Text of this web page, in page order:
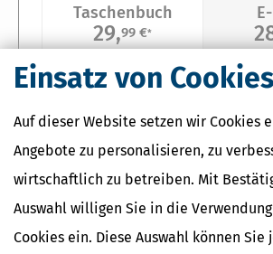
Einsatz von Cookies
Auf dieser Website setzen wir Cookies
Angebote zu personalisieren, zu
wirtschaftlich zu betreiben. Mit
Auswahl willigen Sie in die
Cookies ein. Diese Auswahl können
Taschenbuch
29,99 €*
1. Auflage
Umfang: 296 Seiten
Format: Softcover, DIN A5
In den Warenkorb